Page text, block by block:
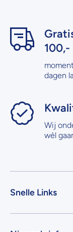
100,-
dagen
Wij
wèl
Snelle Links